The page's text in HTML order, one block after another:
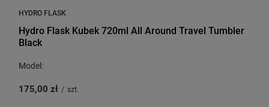
HYDRO FLASK
Hydro Flask Kubek 720ml All Around Travel Tumbler
Black
Model:
175,00 zł / szt.